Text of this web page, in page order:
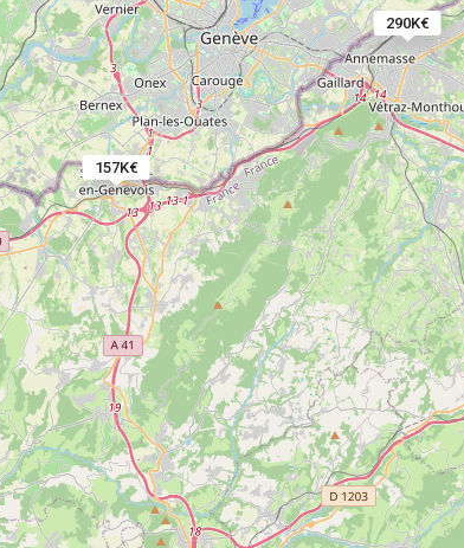
290K€
157K€